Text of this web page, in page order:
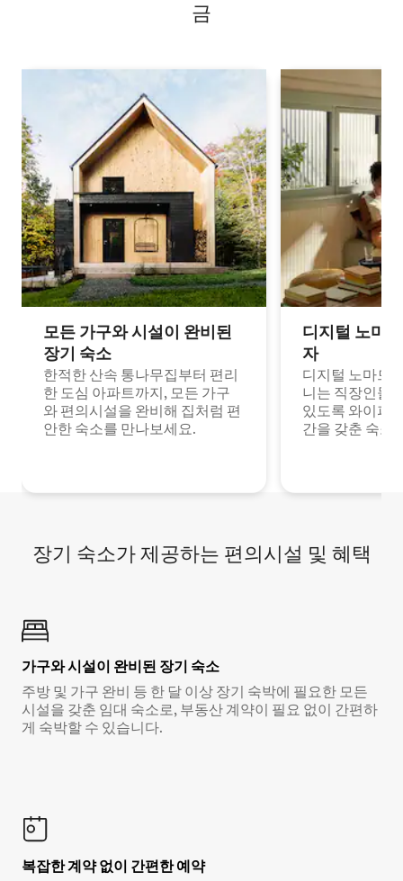
금
모든 가구와 시설이 완비된
장기 숙소
한적한 산속 통나무집부터 편리
한 도심 아파트까지, 모든 가구
와 편의시설을 완비해 집처럼 편
안한 숙소를 만나보세요.
디지털 노마
자
디지털 노마드
니는 직장인들
있도록 와이파
간을 갖춘 숙소
장기 숙소가 제공하는 편의시설 및 혜택
가구와 시설이 완비된 장기 숙소
주방 및 가구 완비 등 한 달 이상 장기 숙박에 필요한 모든
시설을 갖춘 임대 숙소로, 부동산 계약이 필요 없이 간편하
게 숙박할 수 있습니다.
복잡한 계약 없이 간편한 예약